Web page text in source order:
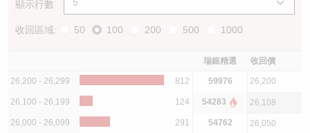
顯示行數
收回區域: 50 100 200 500 1000
瑞銀精選 收回價
26,200 - 26,299 812 59976 26,200
26,100 - 26,199 124 54283 26,108
26,000 - 26,099 291 54762 26,050